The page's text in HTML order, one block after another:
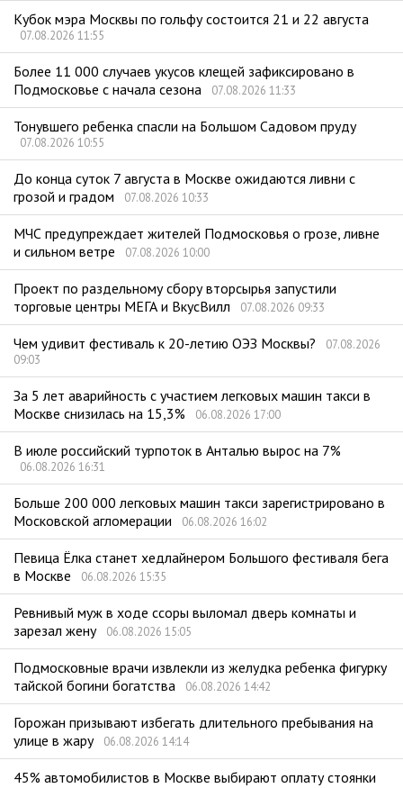
Кубок мэра Москвы по гольфу состоится 21 и 22 августа
07.08.2026 11:55
Более 11 000 случаев укусов клещей зафиксировано в
Подмосковье с начала сезона
07.08.2026 11:33
Тонувшего ребенка спасли на Большом Садовом пруду
07.08.2026 10:55
До конца суток 7 августа в Москве ожидаются ливни с
грозой и градом
07.08.2026 10:33
МЧС предупреждает жителей Подмосковья о грозе, ливне
и сильном ветре
07.08.2026 10:00
Проект по раздельному сбору вторсырья запустили
торговые центры МЕГА и ВкусВилл
07.08.2026 09:33
Чем удивит фестиваль к 20-летию ОЭЗ Москвы?
07.08.2026
09:03
За 5 лет аварийность с участием легковых машин такси в
Москве снизилась на 15,3%
06.08.2026 17:00
В июле российский турпоток в Анталью вырос на 7%
06.08.2026 16:31
Больше 200 000 легковых машин такси зарегистрировано в
Московской агломерации
06.08.2026 16:02
Певица Ёлка станет хедлайнером Большого фестиваля бега
в Москве
06.08.2026 15:35
Ревнивый муж в ходе ссоры выломал дверь комнаты и
зарезал жену
06.08.2026 15:05
Подмосковные врачи извлекли из желудка ребенка фигурку
тайской богини богатства
06.08.2026 14:42
Горожан призывают избегать длительного пребывания на
улице в жару
06.08.2026 14:14
45% автомобилистов в Москве выбирают оплату стоянки